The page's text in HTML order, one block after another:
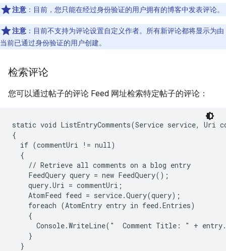
注意 ：目前，您只能在经过身份验证的用户拥有的博客中发表评论。
注意 ：目前不支持为评论设置自定义作者。所有新评论都将显示为由
当前已通过身份验证的用户创建。
检索评论
您可以通过帖子的评论 Feed 网址检索特定帖子的评论：
static void ListEntryComments(Service service, Uri
{
  if (commentUri != null)
  {
    // Retrieve all comments on a blog entry
    FeedQuery query = new FeedQuery();
    query.Uri = commentUri;
    AtomFeed feed = service.Query(query);
    foreach (AtomEntry entry in feed.Entries)
    {
Console.WriteLine("  Comment Title: " +
    }
  }